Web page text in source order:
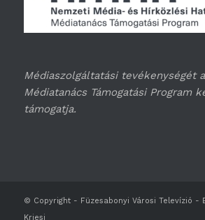
Médiaszolgáltatási tevékenységét
Médiatanács Támogatási Program
támogatja.
© Copyright - Füzesabonyi Városi Televízió -
Kriesi